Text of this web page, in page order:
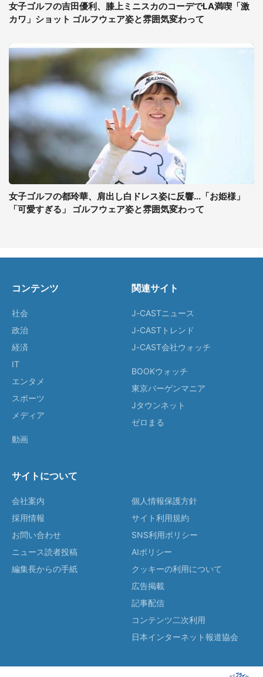
女子ゴルフの吉田優利、膝上ミニスカのコーデでLA満喫「激
カワ」ショット ゴルフウェア姿と雰囲気変わって
女子ゴルフの都玲華、肩出し白ドレス姿に反響...「お姫様」
「可愛すぎる」 ゴルフウェア姿と雰囲気変わって
コンテンツ
社会
政治
経済
IT
エンタメ
スポーツ
メディア
動画
関連サイト
J-CASTニュース
J-CASTトレンド
J-CAST会社ウォッチ
BOOKウォッチ
東京バーゲンマニア
Jタウンネット
ゼロまる
サイトについて
会社案内
採用情報
お問い合わせ
ニュース読者投稿
編集長からの手紙
個人情報保護方針
サイト利用規約
SNS利用ポリシー
AIポリシー
クッキーの利用について
広告掲載
記事配信
コンテンツ二次利用
日本インターネット報道協会